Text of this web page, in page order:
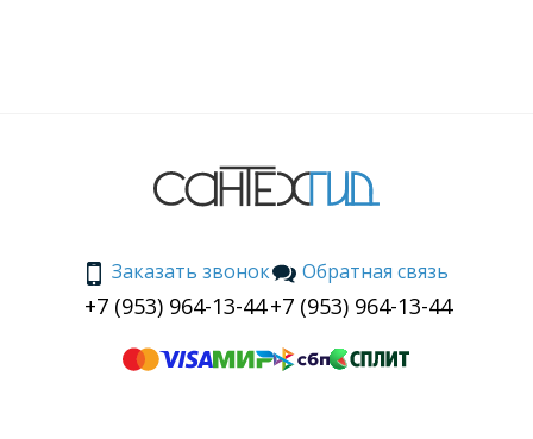
Заказать звонок
+7 (953) 964-13-44
Обратная связь
+7 (953) 964-13-44